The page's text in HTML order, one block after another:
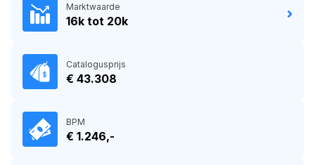
Marktwaarde
16k tot 20k
Catalogusprijs
€ 43.308
BPM
€ 1.246,-